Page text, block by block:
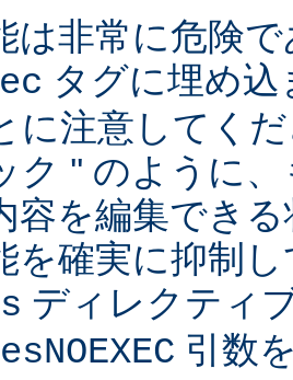
は非常に危険
タグに埋め
に注意してく
ク '' のように
容を編集でき
を確実に抑制
ディレクティ
引数